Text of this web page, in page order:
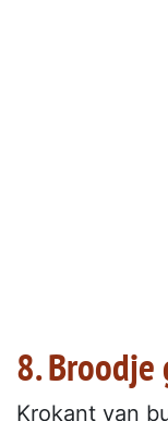
8.
Krokant van